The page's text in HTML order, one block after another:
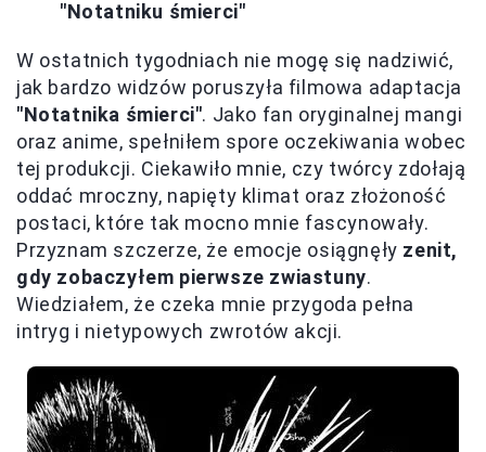
"Notatniku śmierci"
W ostatnich tygodniach nie mogę się nadziwić,
jak bardzo widzów poruszyła filmowa adaptacja
"Notatnika śmierci". Jako fan oryginalnej mangi
oraz anime, spełniłem spore oczekiwania wobec
tej produkcji. Ciekawiło mnie, czy twórcy zdołają
oddać mroczny, napięty klimat oraz złożoność
postaci, które tak mocno mnie fascynowały.
Przyznam szczerze, że emocje osiągnęły zenit,
gdy zobaczyłem pierwsze zwiastuny.
Wiedziałem, że czeka mnie przygoda pełna
intryg i nietypowych zwrotów akcji.